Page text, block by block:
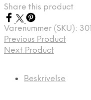
Share this product
Varenummer (SKU):
Previous Product
Next Product
Beskrivelse